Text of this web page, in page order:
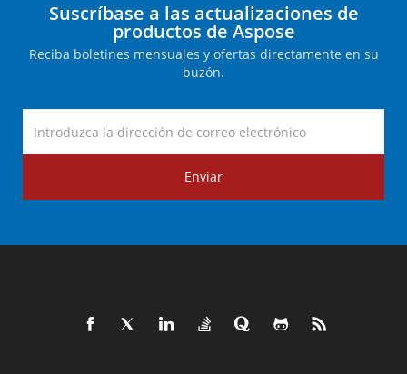
Suscríbase a las actualizaciones de
productos de Aspose
Reciba boletines mensuales y ofertas directamente en su
buzón.
Enviar